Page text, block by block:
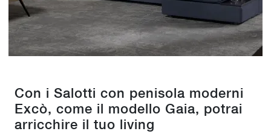
Con i Salotti con penisola moderni
Excò, come il modello Gaia, potrai
arricchire il tuo living